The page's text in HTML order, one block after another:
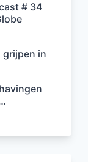
# 34
grijpen in